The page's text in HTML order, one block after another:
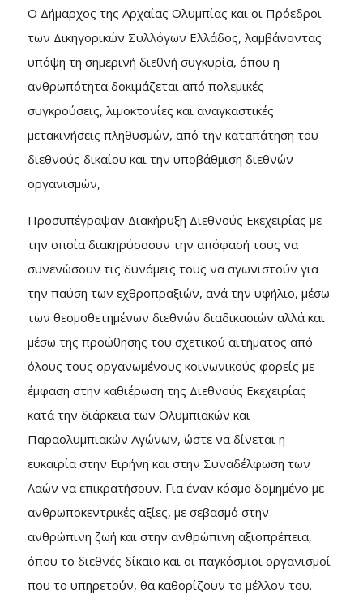
Ο Δήμαρχος της Αρχαίας Ολυμπίας και οι Πρόεδροι
των Δικηγορικών Συλλόγων Ελλάδος, λαμβάνοντας
υπόψη τη σημερινή διεθνή συγκυρία, όπου η
ανθρωπότητα δοκιμάζεται από πολεμικές
συγκρούσεις, λιμοκτονίες και αναγκαστικές
μετακινήσεις πληθυσμών, από την καταπάτηση του
διεθνούς δικαίου και την υποβάθμιση διεθνών
οργανισμών,
Προσυπέγραψαν Διακήρυξη Διεθνούς Εκεχειρίας με
την οποία διακηρύσσουν την απόφασή τους να
συνενώσουν τις δυνάμεις τους να αγωνιστούν για
την παύση των εχθροπραξιών, ανά την υφήλιο, μέσω
των θεσμοθετημένων διεθνών διαδικασιών αλλά και
μέσω της προώθησης του σχετικού αιτήματος από
όλους τους οργανωμένους κοινωνικούς φορείς με
έμφαση στην καθιέρωση της Διεθνούς Εκεχειρίας
κατά την διάρκεια των Ολυμπιακών και
Παραολυμπιακών Αγώνων, ώστε να δίνεται η
ευκαιρία στην Ειρήνη και στην Συναδέλφωση των
Λαών να επικρατήσουν. Για έναν κόσμο δομημένο με
ανθρωποκεντρικές αξίες, με σεβασμό στην
ανθρώπινη ζωή και στην ανθρώπινη αξιοπρέπεια,
όπου το διεθνές δίκαιο και οι παγκόσμιοι οργανισμοί
που το υπηρετούν, θα καθορίζουν το μέλλον του.